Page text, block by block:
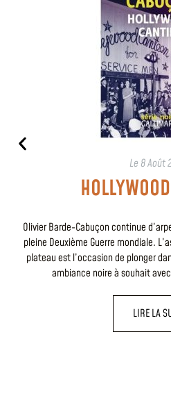
Le 8 Août
Olivier Barde-Cabuçon continue
pleine Deuxième Guerre mondiale.
plateau est l’occasion de plonger
ambiance noire à souhait
LIRE LA